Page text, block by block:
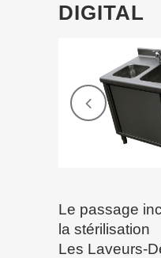
DIGITAL
Le passage
la stérilisation
Les Laveurs-